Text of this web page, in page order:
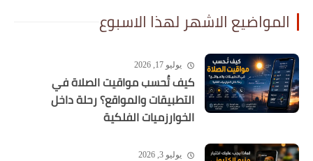
المواضيع الاشهر لهذا الاسبوع
يوليو 17, 2026
كيف تُحسب مواقيت الصلاة في
التطبيقات والمواقع؟ رحلة داخل
الخوارزميات الفلكية
يوليو 3, 2026